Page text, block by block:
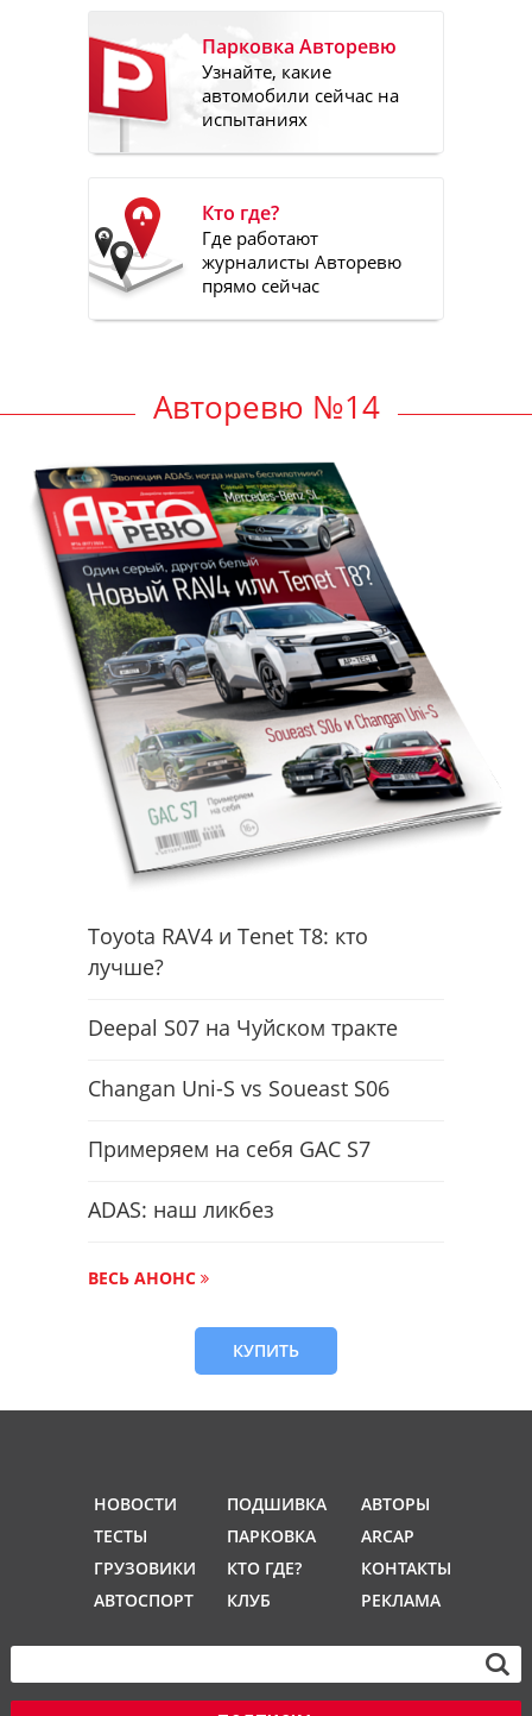
Парковка Авторевю
Узнайте, какие
автомобили сейчас на
испытаниях
Кто где?
Где работают
журналисты Авторевю
прямо сейчас
Авторевю №14
Toyota RAV4 и Tenet T8: кто
лучше?
Deepal S07 на Чуйском тракте
Changan Uni-S vs Soueast S06
Примеряем на себя GAC S7
ADAS: наш ликбез
ВЕСЬ АНОНС
КУПИТЬ
НОВОСТИ
ТЕСТЫ
ГРУЗОВИКИ
АВТОСПОРТ
ПОДШИВКА
ПАРКОВКА
КТО ГДЕ?
КЛУБ
АВТОРЫ
ARCAP
КОНТАКТЫ
РЕКЛАМА